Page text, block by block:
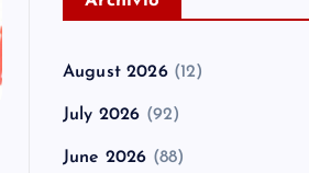
August 2026(12)
July 2026 (92)
June 2026 (88)